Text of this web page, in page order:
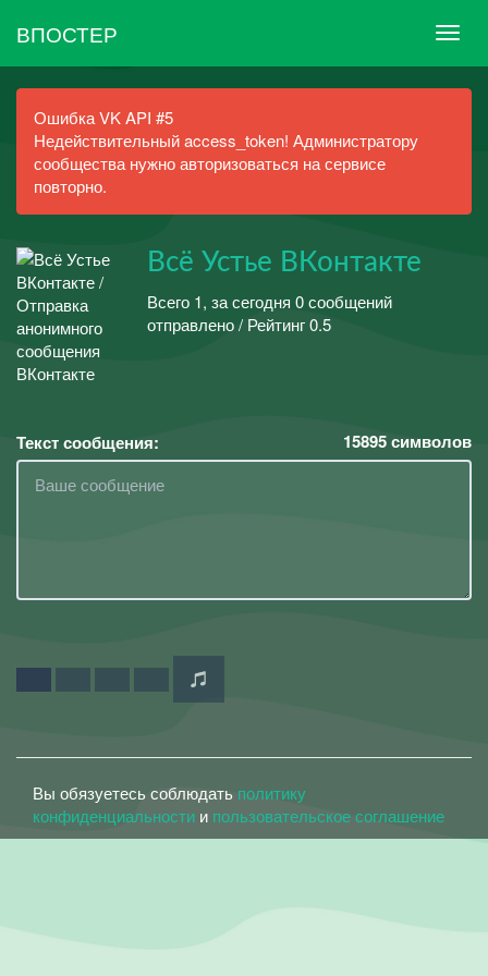
ВПОСТЕР
Ошибка VK API #5
Недействительный access_token! Администратору
сообщества нужно авторизоваться на сервисе
повторно.
Всё Устье ВКонтакте
Всего 1, за сегодня 0 сообщений
отправлено / Рейтинг 0.5
Текст сообщения: 15895символов
Вы обязуетесь соблюдать политику
конфиденциальности и пользовательское соглашение